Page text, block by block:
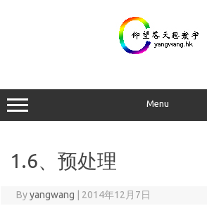
Menu
1.6、预处理
Byyangwang 2014年12月7日